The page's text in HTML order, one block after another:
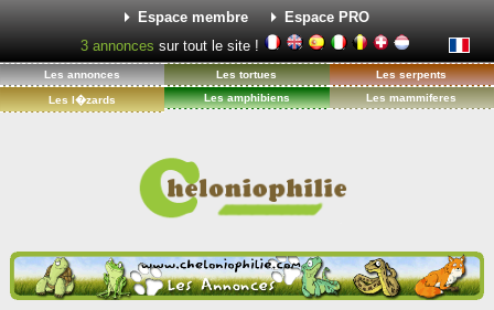
Espace membre
Espace PRO
3 annonces sur tout le site !
Les annonces Les tortues Les serpents
Les l�zards Les amphibiens Les mammiferes